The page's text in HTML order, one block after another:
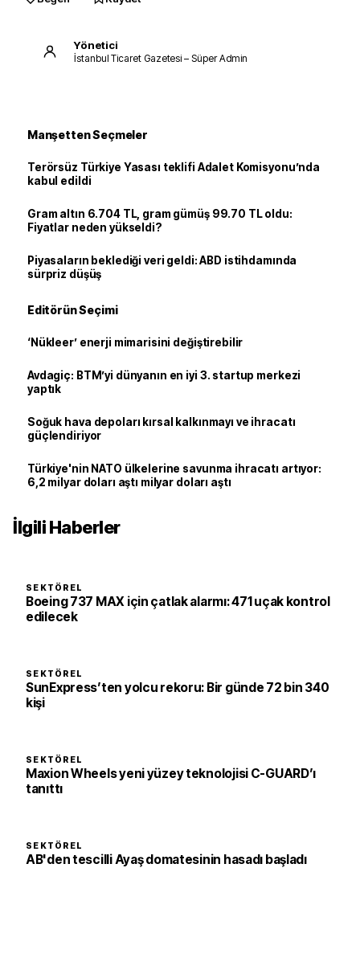
Yönetici
İstanbul Ticaret Gazetesi – Süper Admin
Manşetten Seçmeler
Terörsüz Türkiye Yasası teklifi Adalet Komisyonu’nda
kabul edildi
Gram altın 6.704 TL, gram gümüş 99.70 TL oldu:
Fiyatlar neden yükseldi?
Piyasaların beklediği veri geldi: ABD istihdamında
sürpriz düşüş
Editörün Seçimi
‘Nükleer’ enerji mimarisini değiştirebilir
Avdagiç: BTM’yi dünyanın en iyi 3. startup merkezi
yaptık
Soğuk hava depoları kırsal kalkınmayı ve ihracatı
güçlendiriyor
Türkiye'nin NATO ülkelerine savunma ihracatı artıyor:
6,2 milyar doları aştı milyar doları aştı
İlgili Haberler
SEKTÖREL
Boeing 737 MAX için çatlak alarmı: 471 uçak kontrol
edilecek
SEKTÖREL
SunExpress’ten yolcu rekoru: Bir günde 72 bin 340
kişi
SEKTÖREL
Maxion Wheels yeni yüzey teknolojisi C-GUARD’ı
tanıttı
SEKTÖREL
AB'den tescilli Ayaş domatesinin hasadı başladı